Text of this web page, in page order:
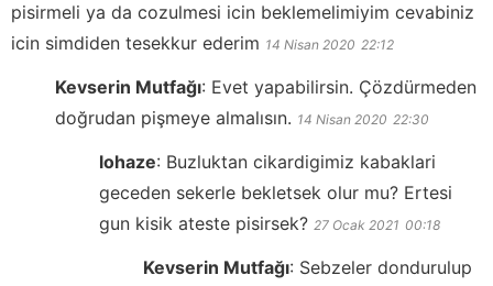
pisirmeli ya da cozulmesi icin beklemelimiyim cevabiniz
icin simdiden tesekkur ederim 14 Nisan 2020 22:12
Kevserin Mutfağı: Evet yapabilirsin. Çözdürmeden
doğrudan pişmeye almalısın. 14 Nisan 2020 22:30
lohaze: Buzluktan cikardigimiz kabaklari
geceden sekerle bekletsek olur mu? Ertesi
gun kisik ateste pisirsek? 27 Ocak 2021 00:18
Kevserin Mutfağı: Sebzeler dondurulup